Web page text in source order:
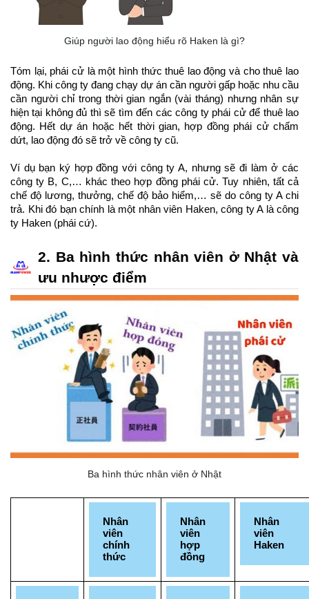
Giúp người lao động hiểu rõ Haken là gì?
Tóm lại, phái cử là một hình thức thuê lao động và cho thuê lao
động. Khi công ty đang chạy dự án cần người gấp hoặc nhu cầu
cần người chỉ trong thời gian ngắn (vài tháng) nhưng nhân sự
hiện tại không đủ thì sẽ tìm đến các công ty phái cử để thuê lao
động. Hết dự án hoặc hết thời gian, hợp đồng phái cử chấm
dứt, lao động đó sẽ trở về công ty cũ.
Ví dụ bạn ký hợp đồng với công ty A, nhưng sẽ đi làm ở các
công ty B, C,… khác theo hợp đồng phái cử. Tuy nhiên, tất cả
chế độ lương, thưởng, chế độ bảo hiểm,… sẽ do công ty A chi
trả. Khi đó bạn chính là một nhân viên Haken, công ty A là công
ty Haken (phái cứ).
2. Ba hình thức nhân viên ở Nhật và
ưu nhược điểm
Ba hình thức nhân viên ở Nhật
Nhân
viên
chính
thức
Nhân
viên
hợp
đồng
Nhân
viên
Haken